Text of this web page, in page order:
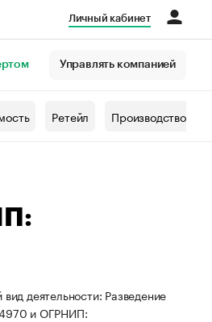
Личный кабинет
Управлять компанией
Ретейл Производство
деятельности: Разведение
и ОГРНИП: